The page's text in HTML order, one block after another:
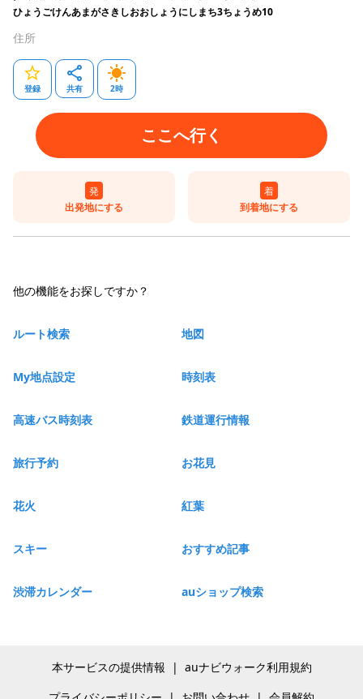
ひょうごけんあまがさきしおおしょうにしまち3ちょうめ10
住所
登録 共有 2時
ここへ行く
発
出発地にする
着
到着地にする
他の機能をお探しですか？
ルート検索 地図
My地点設定 時刻表
高速バス時刻表 鉄道運行情報
旅行予約 お花見
花火 紅葉
スキー おすすめ記事
渋滞カレンダー auショップ検索
本サービスの提供情報 | auナビウォーク利用規約